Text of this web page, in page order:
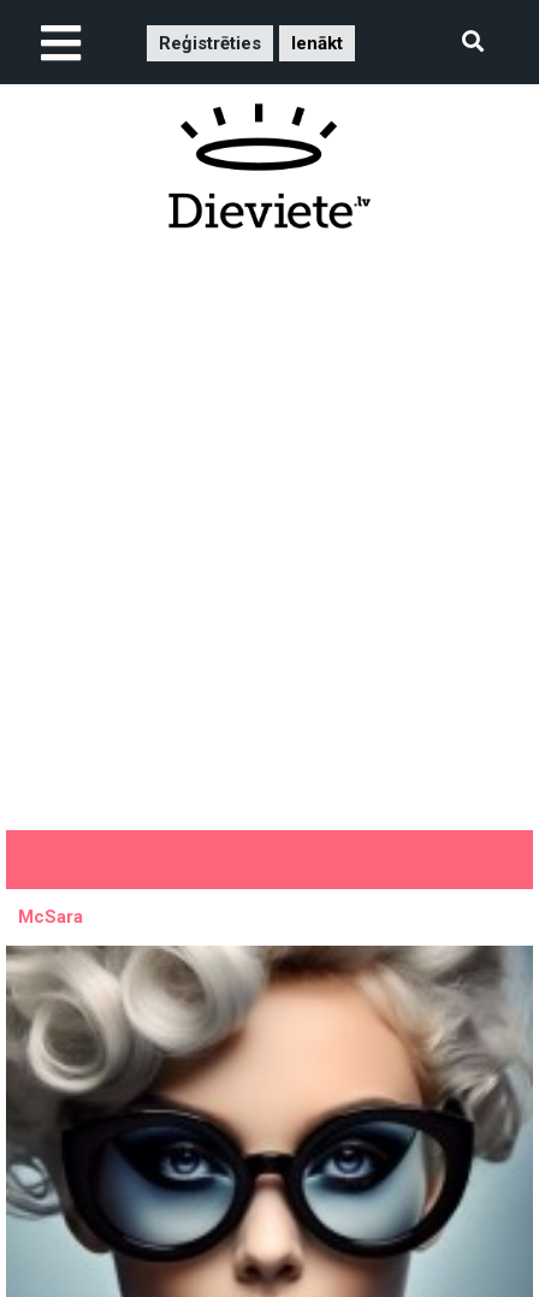
Reģistrēties Ienākt
McSara